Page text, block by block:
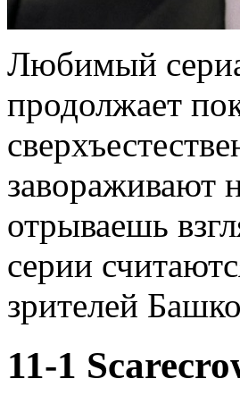
Любимый
продолжает
завораживают
отрываешь
серии
зрителей
11-1